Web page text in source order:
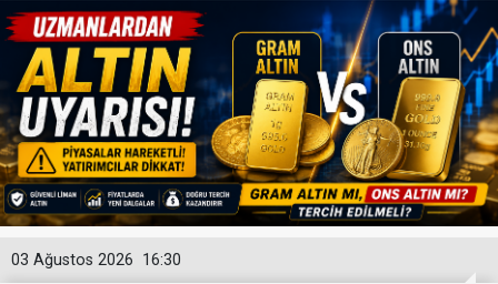
16:30
03 Ağustos 2026